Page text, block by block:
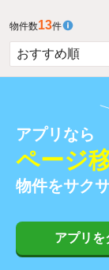
物件数13件
アプリなら
ページ
物件をサク
アプリを